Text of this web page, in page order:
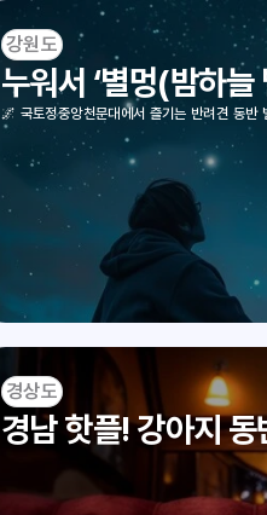
강원도
누워서 ‘별멍(밤하늘
🌌 국토정중앙천문대에서 즐기는 반려견 동반
경상도
경남 핫플! 강아지